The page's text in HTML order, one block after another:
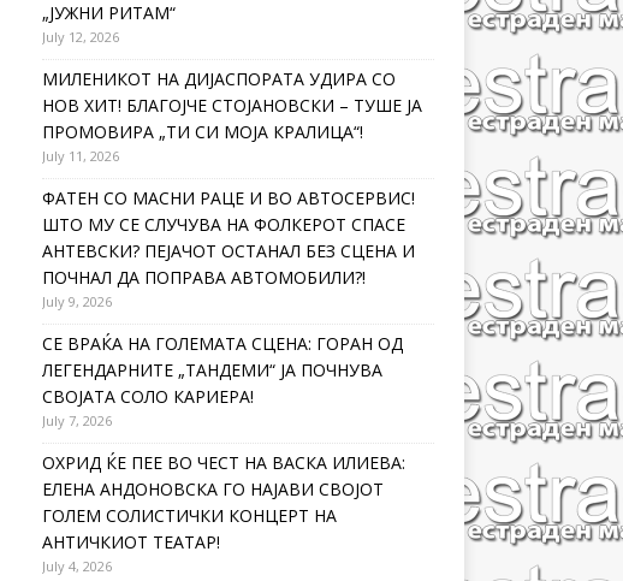
„ЈУЖНИ РИТАМ“
July 12, 2026
МИЛЕНИКОТ НА ДИЈАСПОРАТА УДИРА СО
НОВ ХИТ! БЛАГОЈЧЕ СТОЈАНОВСКИ – ТУШЕ ЈА
ПРОМОВИРА „ТИ СИ МОЈА КРАЛИЦА“!
July 11, 2026
ФАТЕН СО МАСНИ РАЦЕ И ВО АВТОСЕРВИС!
ШТО МУ СЕ СЛУЧУВА НА ФОЛКЕРОТ СПАСЕ
АНТЕВСКИ? ПЕЈАЧОТ ОСТАНАЛ БЕЗ СЦЕНА И
ПОЧНАЛ ДА ПОПРАВА АВТОМОБИЛИ?!
July 9, 2026
СЕ ВРАЌА НА ГОЛЕМАТА СЦЕНА: ГОРАН ОД
ЛЕГЕНДАРНИТЕ „ТАНДЕМИ“ ЈА ПОЧНУВА
СВОЈАТА СОЛО КАРИЕРА!
July 7, 2026
ОХРИД ЌЕ ПЕЕ ВО ЧЕСТ НА ВАСКА ИЛИЕВА:
ЕЛЕНА АНДОНОВСКА ГО НАЈАВИ СВОЈОТ
ГОЛЕМ СОЛИСТИЧКИ КОНЦЕРТ НА
АНТИЧКИОТ ТЕАТАР!
July 4, 2026